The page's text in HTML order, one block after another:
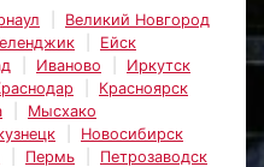
Великий Новгород
Ейск
Иваново
Иркутск
Красноярск
Мысхако
Новосибирск
Пермь
Петрозаводск